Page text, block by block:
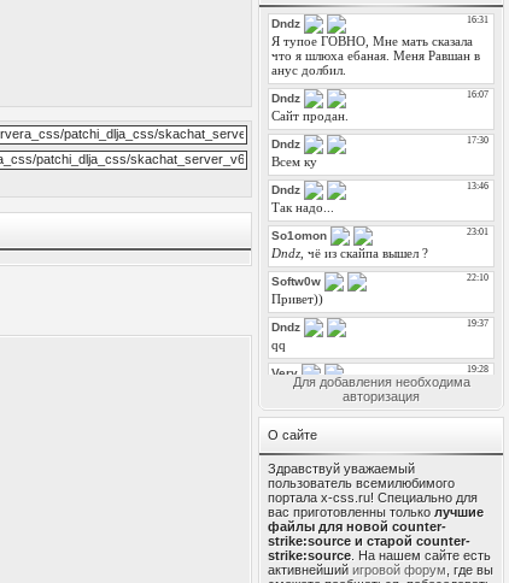
Для добавления необходима
авторизация
О сайте
Здравствуй уважаемый
пользователь всемилюбимого
портала x-css.ru! Специально для
вас приготовленны только лучшие
файлы для новой counter-
strike:source и старой counter-
strike:source . На нашем сайте есть
активнейший игровой форум , где вы